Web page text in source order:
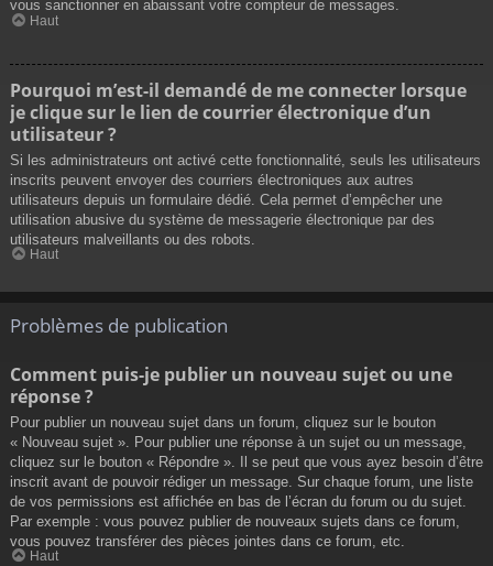
vous sanctionner en abaissant votre compteur de messages.
Haut
Pourquoi m’est-il demandé de me connecter lorsque
je clique sur le lien de courrier électronique d’un
utilisateur ?
Si les administrateurs ont activé cette fonctionnalité, seuls les utilisateurs
inscrits peuvent envoyer des courriers électroniques aux autres
utilisateurs depuis un formulaire dédié. Cela permet d’empêcher une
utilisation abusive du système de messagerie électronique par des
utilisateurs malveillants ou des robots.
Haut
Problèmes de publication
Comment puis-je publier un nouveau sujet ou une
réponse ?
Pour publier un nouveau sujet dans un forum, cliquez sur le bouton
« Nouveau sujet ». Pour publier une réponse à un sujet ou un message,
cliquez sur le bouton « Répondre ». Il se peut que vous ayez besoin d’être
inscrit avant de pouvoir rédiger un message. Sur chaque forum, une liste
de vos permissions est affichée en bas de l’écran du forum ou du sujet.
Par exemple : vous pouvez publier de nouveaux sujets dans ce forum,
vous pouvez transférer des pièces jointes dans ce forum, etc.
Haut